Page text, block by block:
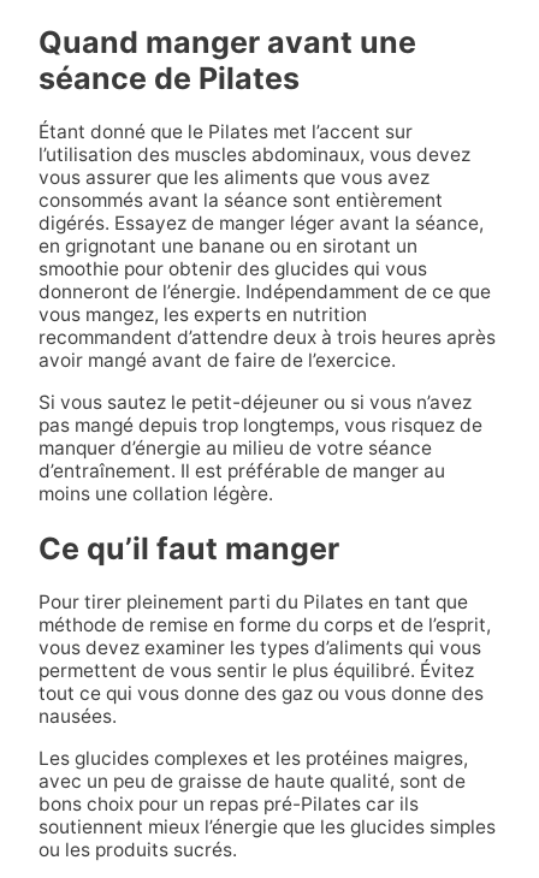
Quand manger avant une
séance de Pilates
Étant donné que le Pilates met l’accent sur
l’utilisation des muscles abdominaux, vous devez
vous assurer que les aliments que vous avez
consommés avant la séance sont entièrement
digérés. Essayez de manger léger avant la séance,
en grignotant une banane ou en sirotant un
smoothie pour obtenir des glucides qui vous
donneront de l’énergie. Indépendamment de ce que
vous mangez, les experts en nutrition
recommandent d’attendre deux à trois heures après
avoir mangé avant de faire de l’exercice.
Si vous sautez le petit-déjeuner ou si vous n’avez
pas mangé depuis trop longtemps, vous risquez de
manquer d’énergie au milieu de votre séance
d’entraînement. Il est préférable de manger au
moins une collation légère.
Ce qu’il faut manger
Pour tirer pleinement parti du Pilates en tant que
méthode de remise en forme du corps et de l’esprit,
vous devez examiner les types d’aliments qui vous
permettent de vous sentir le plus équilibré. Évitez
tout ce qui vous donne des gaz ou vous donne des
nausées.
Les glucides complexes et les protéines maigres,
avec un peu de graisse de haute qualité, sont de
bons choix pour un repas pré-Pilates car ils
soutiennent mieux l’énergie que les glucides simples
ou les produits sucrés.